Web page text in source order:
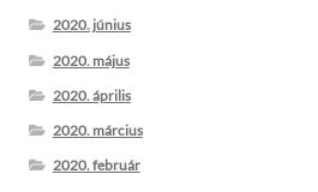
2020. június
2020. május
2020. április
2020. március
2020. február